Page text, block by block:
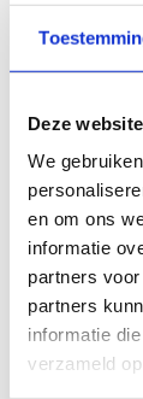
Deze
We
en om ons
informatie
partners
partners
informatie
verzameld
je
voor
gratis
Extra